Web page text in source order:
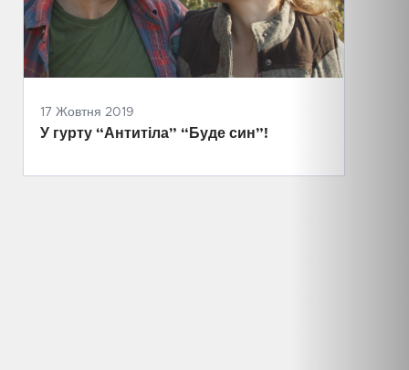
17 Жовтня 2019
У гурту “Антитіла” “Буде син”!